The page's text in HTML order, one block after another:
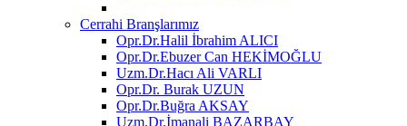
Cerrahi Branşlarımız
Opr.Dr.Halil İbrahim ALICI
Opr.Dr.Ebuzer Can HEKİMOĞLU
Uzm.Dr.Hacı Ali VARLI
Opr.Dr. Burak UZUN
Opr.Dr.Buğra AKSAY
Uzm.Dr.İmanali BAZARBAY